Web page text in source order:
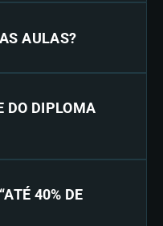
AULAS?
DO DIPLOMA
40% DE